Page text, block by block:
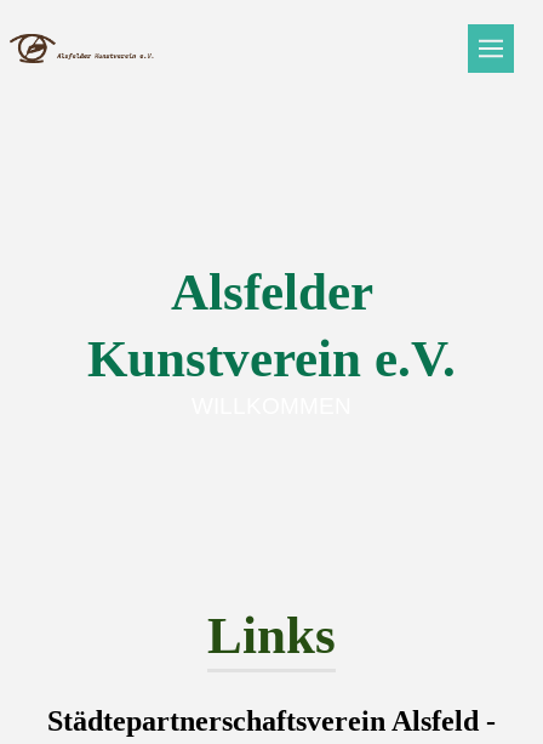
Alsfelder
Kunstverein e.V.
Links
Städtepartnerschaftsverein Alsfeld -